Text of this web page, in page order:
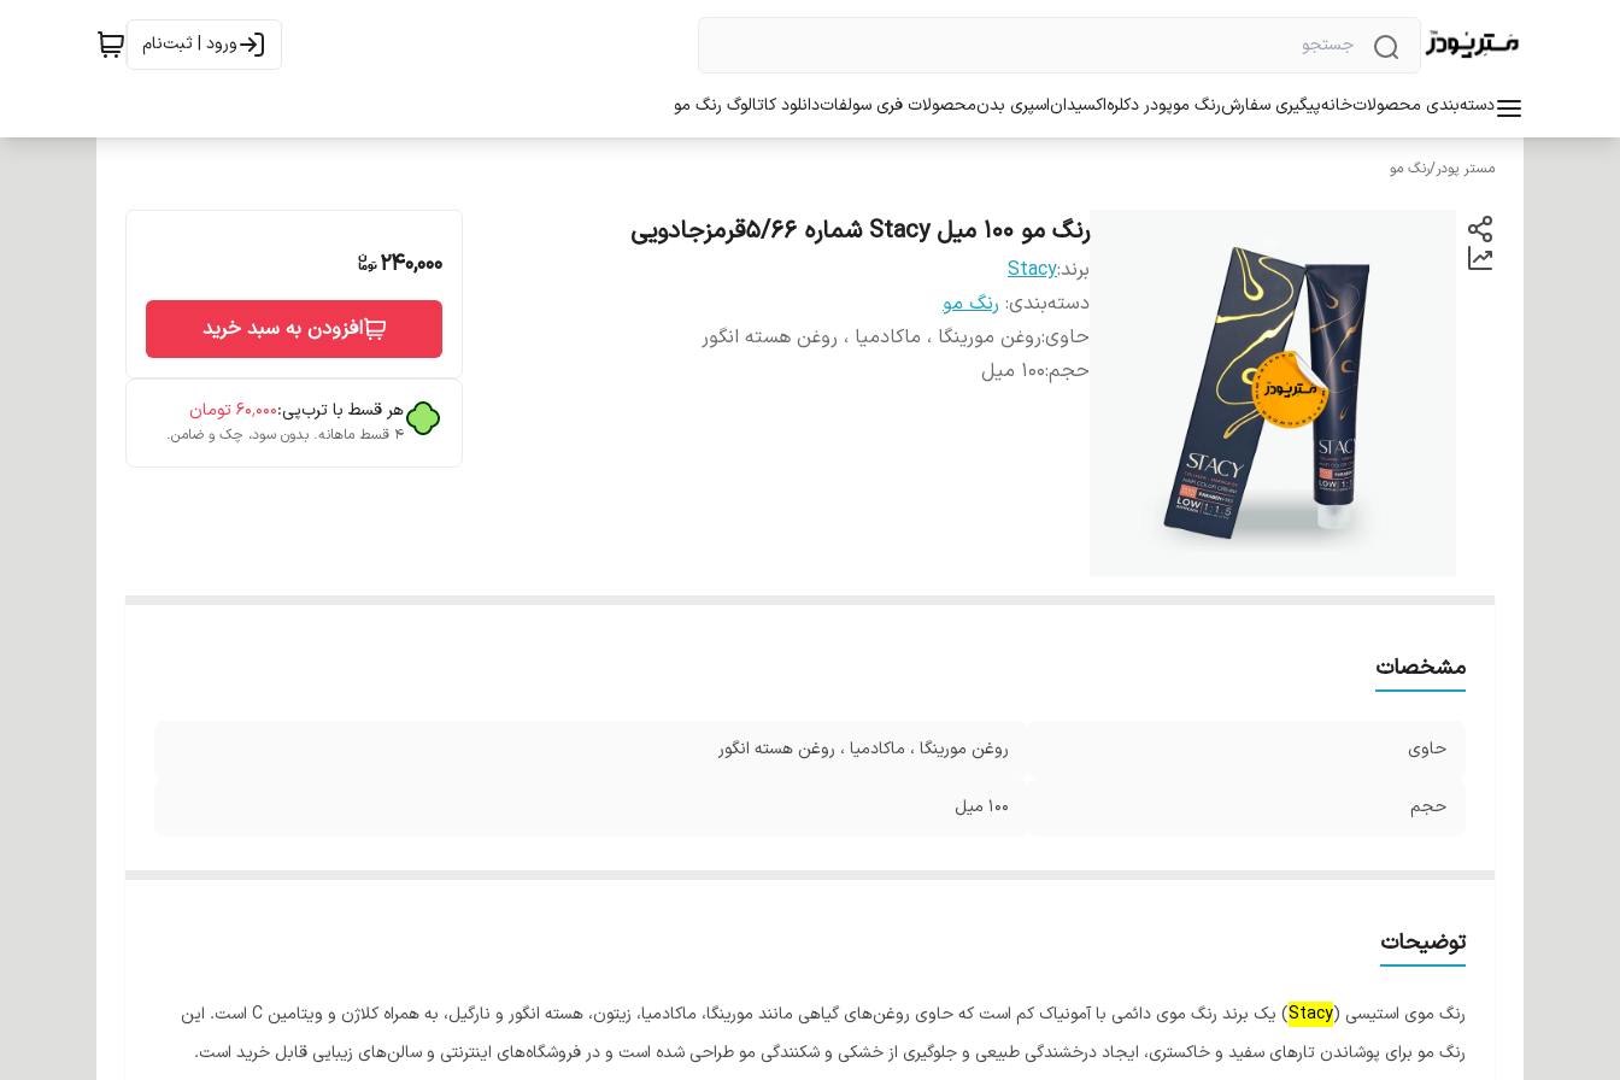
ورود | ثبت‌نام
دسته‌بندی محصولاتخانهپیگیری سفارشرنگ موپودر دکلرهاکسیداناسپری بدنمحصولات فری سولفاتدانلود کاتالوگ رنگ مو
مستر پودر/رنگ مو
رنگ مو 100 میل Stacy شماره 5/66قرمزجادویی
برند:Stacy
دسته‌بندی: رنگ مو
حاوی:روغن مورینگا ، ماکادمیا ، روغن هسته انگور
حجم:100 میل
240,000
افزودن به سبد خرید
هر قسط با ترب‌پی:۶۰٬۰۰۰تومان
۴ قسط ماهانه. بدون سود، چک و ضامن.
مشخصات
حاوی روغن مورینگا ، ماکادمیا ، روغن هسته انگور
حجم 100 میل
توضیحات
رنگ موی استیسی (Stacy
) یک برند رنگ موی دائمی با آمونیاک کم است که حاوی روغن‌های گیاهی مانند مورینگا، ماکادمیا، زیتون، هسته انگور و نارگیل، به همراه کلاژن و ویتامین C است. این
رنگ مو برای پوشاندن تارهای سفید و خاکستری، ایجاد درخشندگی طبیعی و جلوگیری از خشکی و شکنندگی مو طراحی شده است و در فروشگاه‌های اینترنتی و سالن‌های زیبایی قابل خرید است.